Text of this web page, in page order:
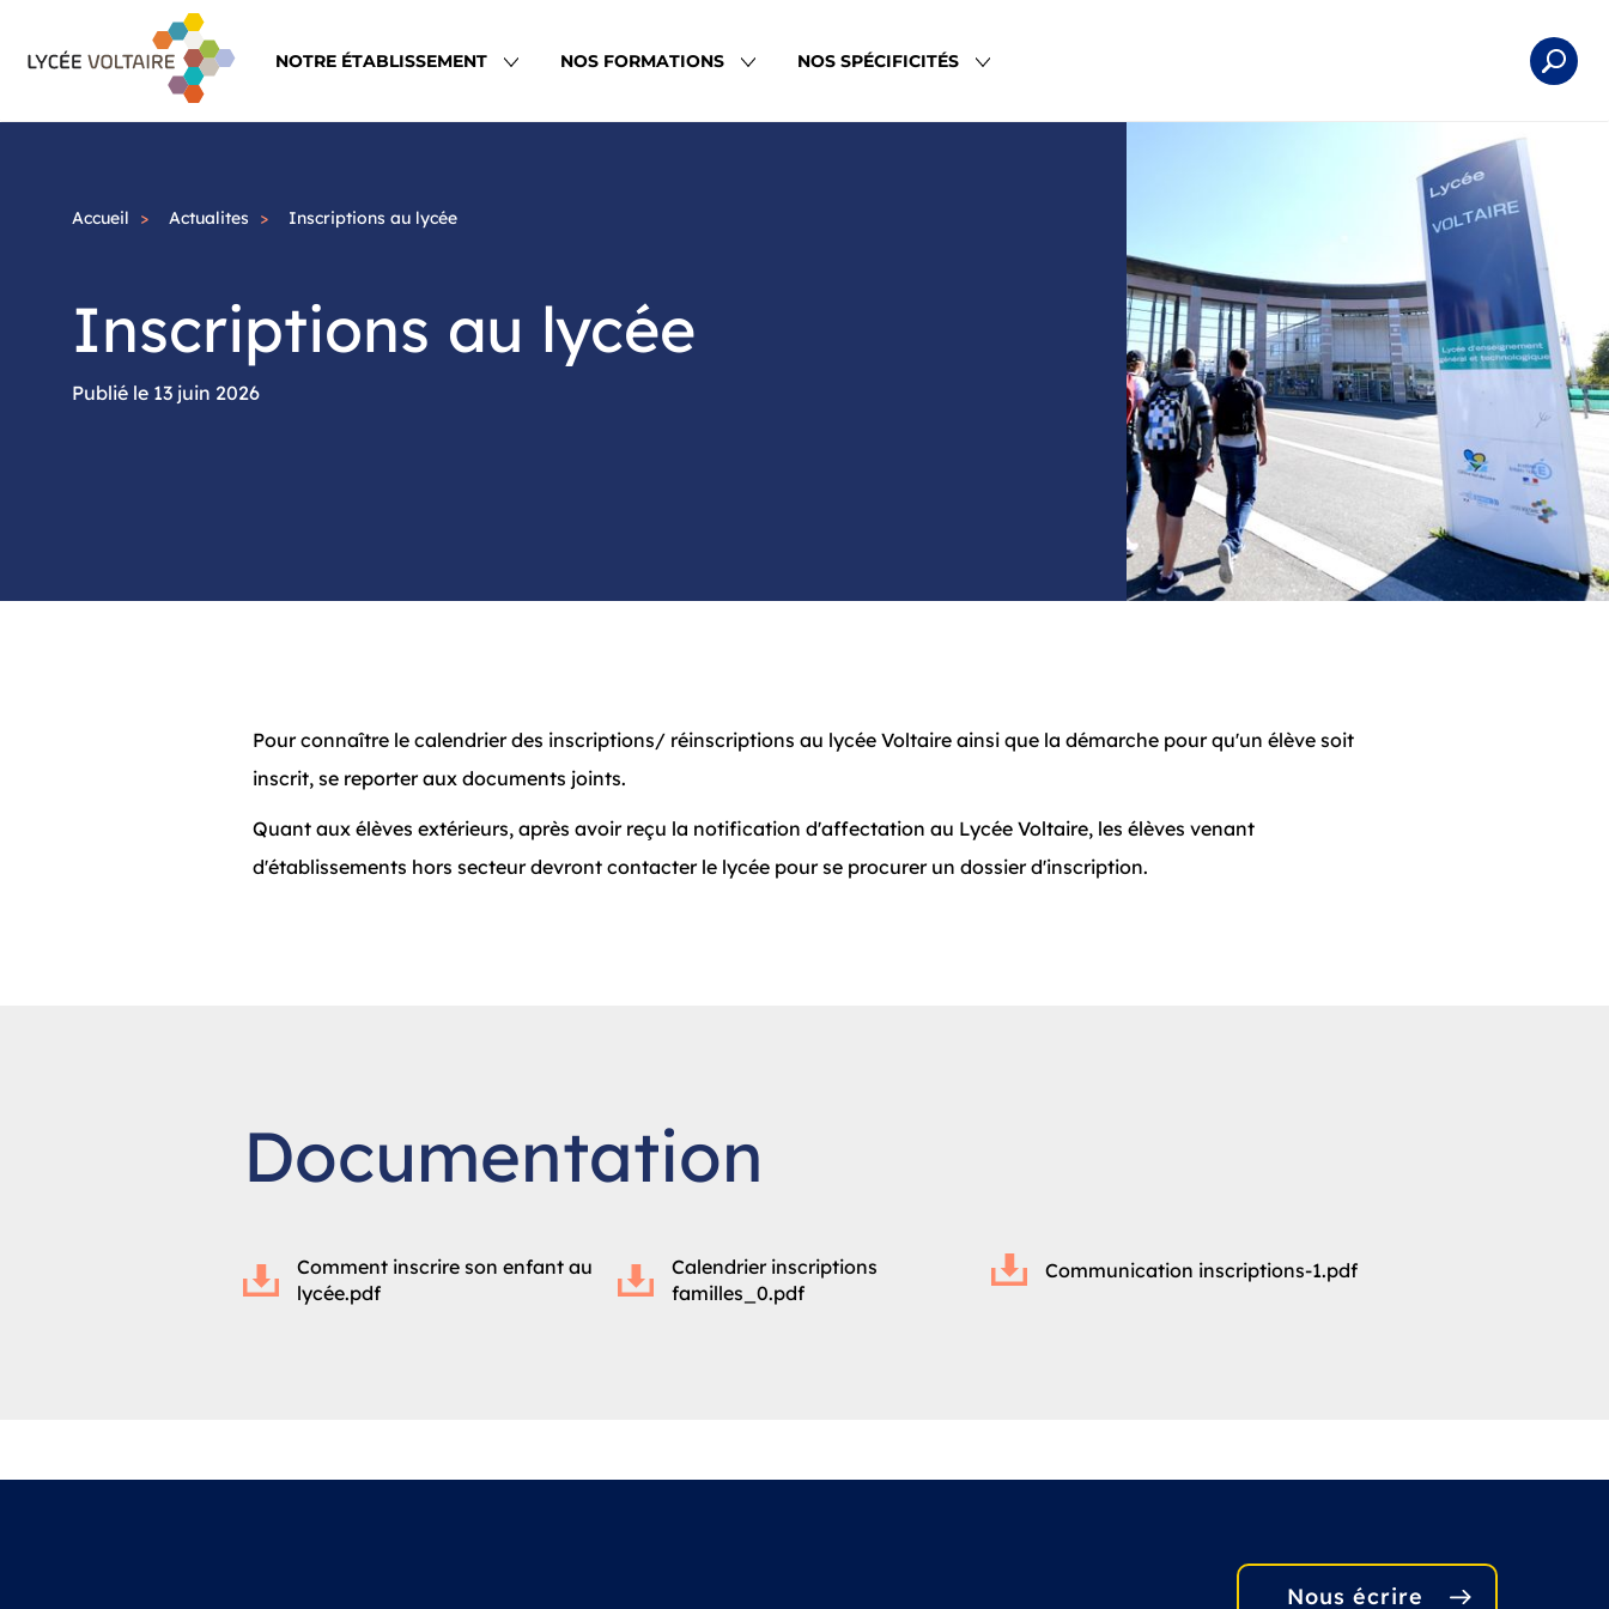
contenu
NOTRE ÉTABLISSEMENT NOS FORMATIONS NOS SPÉCIFICITÉS
Accueil Actualites Inscriptions au lycée
Inscriptions au lycée
13 juin 2026
Pour connaître le calendrier des inscriptions/ réinscriptions au lycée Voltaire ainsi que la démarche pour qu'un élève soit
inscrit, se reporter aux documents joints.
Quant aux élèves extérieurs, après avoir reçu la notification d'affectation au Lycée Voltaire, les élèves venant
d'établissements hors secteur devront contacter le lycée pour se procurer un dossier d'inscription.
Documentation
Comment inscrire son enfant au
lycée.pdf
Calendrier inscriptions
familles_0.pdf
Communication inscriptions-1.pdf
Nous écrire